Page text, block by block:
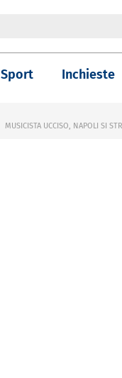
Sport Inchieste
MUSICISTA UCCISO, NAPOLI SI